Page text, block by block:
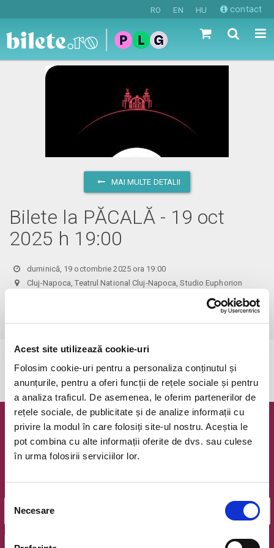
Acest site utilizează cookie-uri
Folosim cookie-uri pentru a personaliza conținutul și
anunțurile, pentru a oferi funcții de rețele sociale și pentru
a analiza traficul. De asemenea, le oferim partenerilor de
rețele sociale, de publicitate și de analize informații cu
privire la modul în care folosiți site-ul nostru. Aceștia le
pot combina cu alte informații oferite de dvs. sau culese
în urma folosirii serviciilor lor.
Selecția
consimțământului
Necesare
RO EN HU contact
MAI MULTE DETALII
Bilete la PĂCALĂ - 19 oct
2025 h 19:00
duminică, 19 octombrie 2025 ora 19:00
Cluj-Napoca, Teatrul National Cluj-Napoca, Studio Euphorion
Newsletter @ Bilete.ro
Oferte exclusive si o editie saptamanala cu cele mai noi
OK